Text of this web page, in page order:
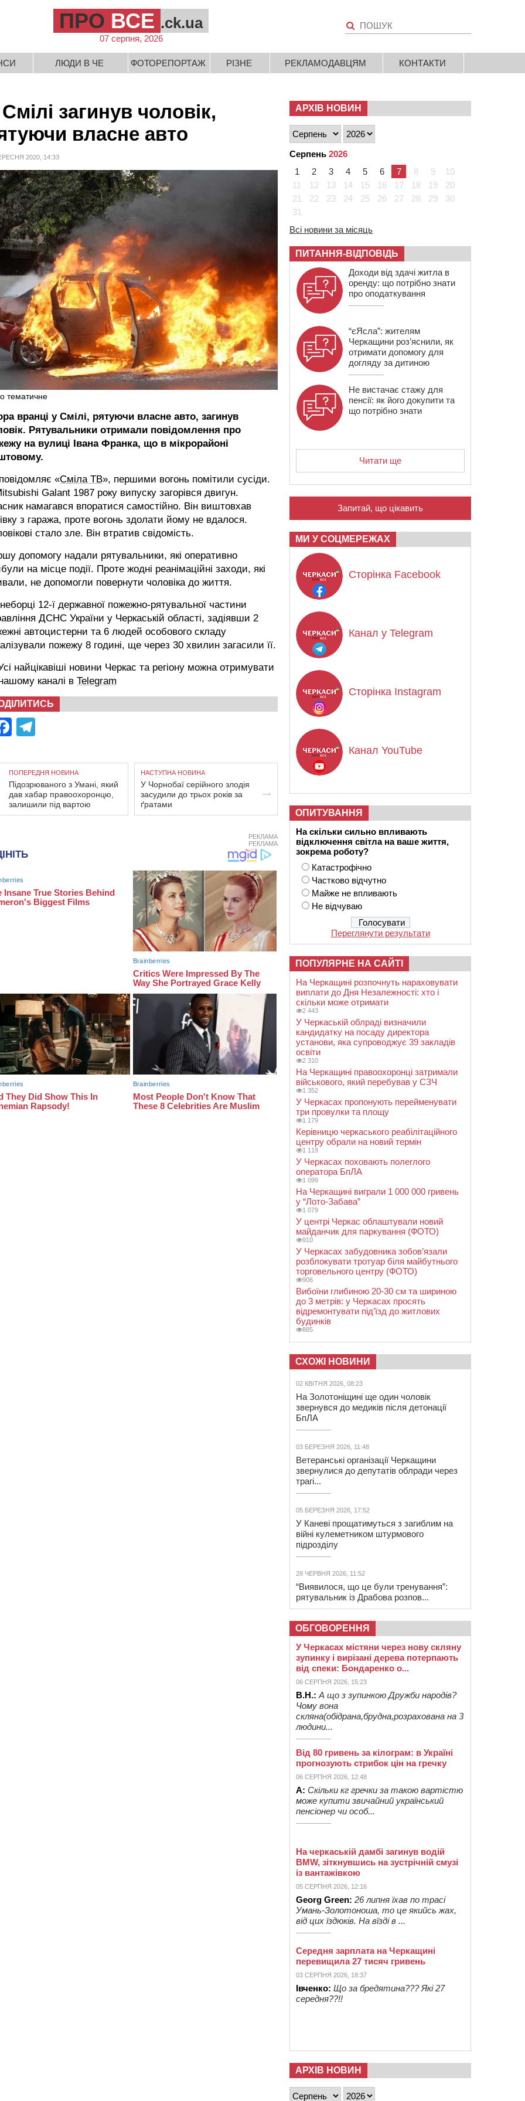
ПРО ВСЕ .ck.ua
07 серпня, 2026
ЛЮДИ В ЧЕ ФОТОРЕПОРТАЖ РІЗНЕ РЕКЛАМОДАВЦЯМ КОНТАКТИ
загинув чоловік,
власне авто
2020, 14:33
тематичне
вранці у Смілі, рятуючи власне авто, загинув
Рятувальники отримали повідомлення про
на вулиці Івана Франка, що в мікрорайоні
«Сміла ТВ», першими вогонь помітили сусіди.
Galant 1987 року випуску загорівся двигун.
намагався впоратися самостійно. Він виштовхав
з гаража, проте вогонь здолати йому не вдалося.
стало зле. Він втратив свідомість.
допомогу надали рятувальники, які оперативно
на місце події. Проте жодні реанімаційні заходи, які
не допомогли повернути чоловіка до життя.
12-ї державної пожежно-рятувальної частини
ДСНС України у Черкаській області, задіявши 2
автоцистерни та 6 людей особового складу
пожежу 8 годині, ще через 30 хвилин загасили її.
найцікавіші новини Черкас та регіону можна отримувати
каналі в Telegram
Facebook
ПОПЕРЕДНЯ НОВИНА
Підозрюваного з Умані, який
дав хабар правоохоронцю,
залишили під вартою
НАСТУПНА НОВИНА
У Чорнобаї серійного злодія
засудили до трьох років за
ґратами
РЕКЛАМА
РЕКЛАМА
АРХІВ НОВИН
Серпень 2026
1
2 3 4 5 6 7 8 9
10
11
12 13 14 15 16 17 18 19
20
21
22 23 24 25 26 27 28 29
30
31
Всі новини за місяць
ПИТАННЯ-ВІДПОВІДЬ
Доходи від здачі житла в
оренду: що потрібно знати
про оподаткування
“єЯсла”: жителям
Черкащини роз’яснили, як
отримати допомогу для
догляду за дитиною
Не вистачає стажу для
пенсії: як його докупити та
що потрібно знати
Читати ще
Запитай, що цікавить
МИ У СОЦМЕРЕЖАХ
Сторінка Facebook
Канал у Telegram
Сторінка Instagram
Канал YouTube
ОПИТУВАННЯ
На скільки сильно впливають
відключення світла на ваше життя,
зокрема роботу?
Катастрофічно
Частково відчутно
Майже не впливають
Не відчуваю
Переглянути результати
ПОПУЛЯРНЕ НА САЙТІ
На Черкащині розпочнуть нараховувати
виплати до Дня Незалежності: хто і
скільки може отримати
2 443
У Черкаській облраді визначили
кандидатку на посаду директора
установи, яка супроводжує 39 закладів
освіти
2 310
На Черкащині правоохоронці затримали
військового, який перебував у СЗЧ
1 352
У Черкасах пропонують перейменувати
три провулки та площу
1 179
Керівницю черкаського реабілітаційного
центру обрали на новий термін
1 119
У Черкасах поховають полеглого
оператора БпЛА
1 099
На Черкащині виграли 1 000 000 гривень
у “Лото-Забава”
1 079
У центрі Черкас облаштували новий
майданчик для паркування (ФОТО)
910
У Черкасах забудовника зобов’язали
розблокувати тротуар біля майбутнього
торговельного центру (ФОТО)
906
Вибоїни глибиною 20-30 см та шириною
до 3 метрів: у Черкасах просять
відремонтувати під’їзд до житлових
будинків
885
СХОЖІ НОВИНИ
02 КВІТНЯ 2026, 08:23
На Золотоніщині ще один чоловік
звернувся до медиків після детонації
БпЛА
03 БЕРЕЗНЯ 2026, 11:48
Ветеранські організації Черкащини
звернулися до депутатів облради через
трагі...
05 БЕРЕЗНЯ 2026, 17:52
У Каневі прощатимуться з загиблим на
війні кулеметником штурмового
підрозділу
28 ЧЕРВНЯ 2026, 11:52
“Виявилося, що це були тренування”:
рятувальник із Драбова розпов...
ОБГОВОРЕННЯ
У Черкасах містяни через нову скляну
зупинку і вирізані дерева потерпають
від спеки: Бондаренко о...
06 СЕРПНЯ 2026, 15:23
В.Н.: А що з зупинкою Дружби народів?
Чому вона
скляна(обідрана,брудна,розрахована на 3
людини...
Від 80 гривень за кілограм: в Україні
прогнозують стрибок цін на гречку
06 СЕРПНЯ 2026, 12:48
А: Скільки кг гречки за такою вартістю
може купити звичайний український
пенсіонер чи особ...
На черкаській дамбі загинув водій
BMW, зіткнувшись на зустрічній смузі
із вантажівкою
05 СЕРПНЯ 2026, 12:16
Georg Green: 26 липня їхав по трасі
Умань-Золотоноша, то це якийсь жах,
від цих їздюків. На вїзді в ...
Середня зарплата на Черкащині
перевищила 27 тисяч гривень
03 СЕРПНЯ 2026, 18:37
Івченко: Що за бредятина??? Які 27
середня??!!
АРХІВ НОВИН